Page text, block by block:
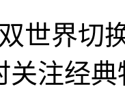
世界切
关注经